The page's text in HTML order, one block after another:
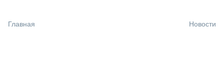
Главная Новости